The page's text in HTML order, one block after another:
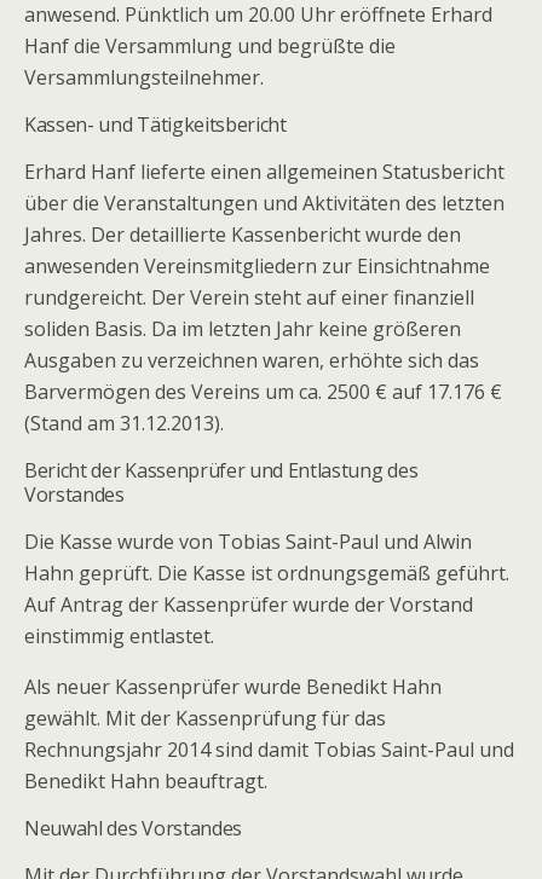
anwesend. Pünktlich um 20.00 Uhr eröffnete Erhard
Hanf die Versammlung und begrüßte die
Versammlungsteilnehmer.
Kassen- und Tätigkeitsbericht
Erhard Hanf lieferte einen allgemeinen Statusbericht
über die Veranstaltungen und Aktivitäten des letzten
Jahres. Der detaillierte Kassenbericht wurde den
anwesenden Vereinsmitgliedern zur Einsichtnahme
rundgereicht. Der Verein steht auf einer finanziell
soliden Basis. Da im letzten Jahr keine größeren
Ausgaben zu verzeichnen waren, erhöhte sich das
Barvermögen des Vereins um ca. 2500 € auf 17.176 €
(Stand am 31.12.2013).
Bericht der Kassenprüfer und Entlastung des
Vorstandes
Die Kasse wurde von Tobias Saint-Paul und Alwin
Hahn geprüft. Die Kasse ist ordnungsgemäß geführt.
Auf Antrag der Kassenprüfer wurde der Vorstand
einstimmig entlastet.
Als neuer Kassenprüfer wurde Benedikt Hahn
gewählt. Mit der Kassenprüfung für das
Rechnungsjahr 2014 sind damit Tobias Saint-Paul und
Benedikt Hahn beauftragt.
Neuwahl des Vorstandes